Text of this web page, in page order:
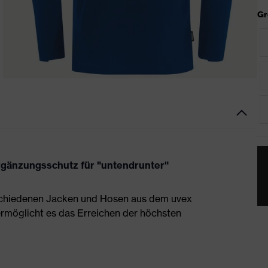
für "untendrunter"
Jacken und Hosen aus dem uvex
es das Erreichen der höchsten